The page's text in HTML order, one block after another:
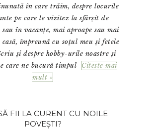
în care trăim, despre locurile
pe care le vizitez la sfârșit de
sau în vacanțe, mai aproape sau mai
casă, împreună cu soțul meu și fetele
și despre hobby-urile noastre și
care ne bucură timpul
Citeste mai
mult »
FII LA CURENT CU NOILE
POVEȘTI?